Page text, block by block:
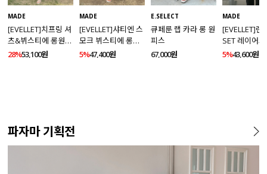
MADE
[EVELLET]치프링 셔
츠&뷔스티에 롱원피
스 세트
28%53,100원
MADE
[EVELLET]샤티엔 스
모크 뷔스티에 롱원
피스
5%47,400원
E.SELECT
큐페룬 랩 카라 롱 원
피스
67,000원
MADE
[EVELLET]렌
SET 레이어
스
5%43,600원
파자마 기획전